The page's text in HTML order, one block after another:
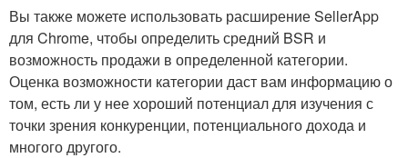
Вы также можете использовать расширение SellerApp
для Chrome, чтобы определить средний BSR и
возможность продажи в определенной категории.
Оценка возможности категории даст вам информацию о
том, есть ли у нее хороший потенциал для изучения с
точки зрения конкуренции, потенциального дохода и
многого другого.